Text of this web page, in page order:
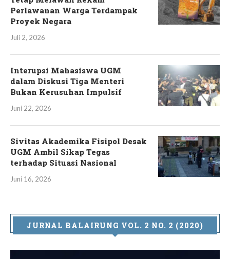
Perlawanan Warga Terdampak
Proyek Negara
Juli 2, 2026
Interupsi Mahasiswa UGM
dalam Diskusi Tiga Menteri
Bukan Kerusuhan Impulsif
Juni 22, 2026
Sivitas Akademika Fisipol Desak
UGM Ambil Sikap Tegas
terhadap Situasi Nasional
Juni 16, 2026
JURNAL BALAIRUNG VOL. 2 NO. 2 (2020)